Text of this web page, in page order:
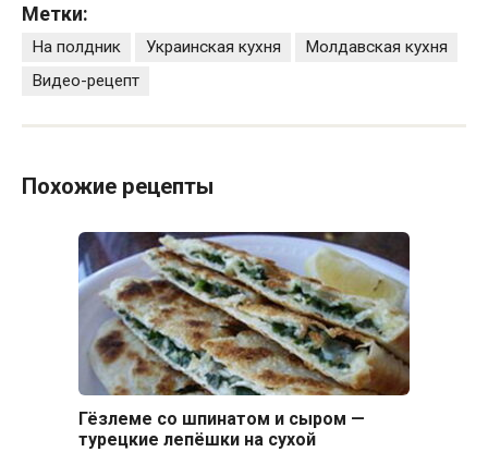
Метки:
На полдник Украинская кухня
Молдавская кухня
Видео-рецепт
Похожие рецепты
Гёзлеме со шпинатом и сыром —
турецкие лепёшки на сухой